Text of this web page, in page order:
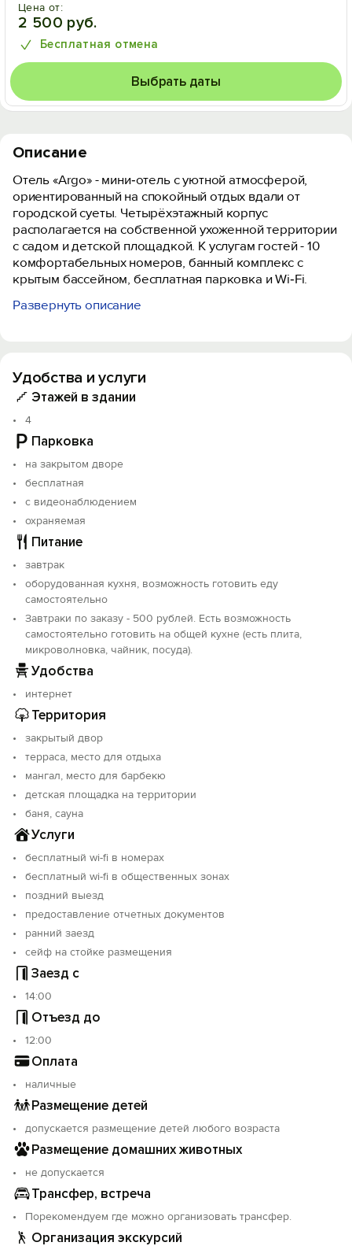
Цена от:
2 500 руб.
Бесплатная отмена
Выбрать даты
Описание
Отель «Argo» - мини‑отель с уютной атмосферой,
ориентированный на спокойный отдых вдали от
городской суеты. Четырёхэтажный корпус
располагается на собственной ухоженной территории
с садом и детской площадкой. К услугам гостей - 10
комфортабельных номеров, банный комплекс с
крытым бассейном, бесплатная парковка и Wi‑Fi.
В каждом номере есть: кондиционер, телевизор,
Услуги и инфраструктура:
- сад, детская площадка;
- мангальная зона и принадлежности для барбекю;
- лаундж с телевизором (трансляция спортивных
событий и мультфильмы для детей);
- Wi‑Fi на всей территории.
Объект прошёл классификацию. Номер реестровой
записи: С262025005020.
Развернуть описание
Удобства и услуги
Этажей в здании
4
Парковка
на закрытом дворе
бесплатная
с видеонаблюдением
охраняемая
Питание
завтрак
оборудованная кухня, возможность готовить еду
самостоятельно
Завтраки по заказу - 500 рублей. Есть возможность
самостоятельно готовить на общей кухне (есть плита,
микроволновка, чайник, посуда).
Удобства
интернет
Территория
закрытый двор
терраса, место для отдыха
мангал, место для барбекю
детская площадка на территории
баня, сауна
Услуги
бесплатный wi-fi в номерах
бесплатный wi-fi в общественных зонах
поздний выезд
предоставление отчетных документов
ранний заезд
сейф на стойке размещения
Заезд с
14:00
Отъезд до
12:00
Оплата
наличные
Размещение детей
допускается размещение детей любого возраста
Размещение домашних животных
не допускается
Трансфер, встреча
Порекомендуем где можно организовать трансфер.
Организация экскурсий